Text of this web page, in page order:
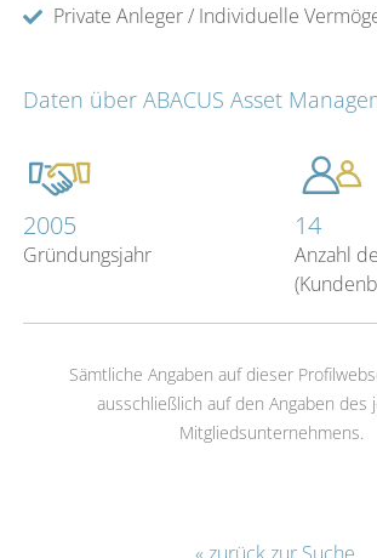
Private Anleger / Individuelle
Daten über ABACUS Asset
2005
Gründungsjahr
14
Anzahl
Sämtliche Angaben auf dieser
ausschließlich auf den Angaben des
Mitgliedsunternehmens.